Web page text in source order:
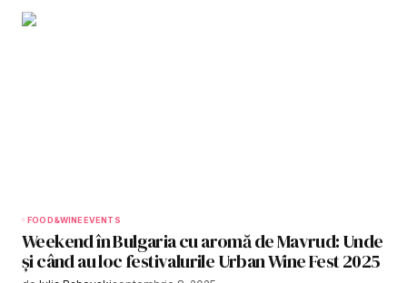
FOOD&WINE EVENTS
Weekend în Bulgaria cu aromă de Mavrud: Unde
și când au loc festivalurile Urban Wine Fest 2025